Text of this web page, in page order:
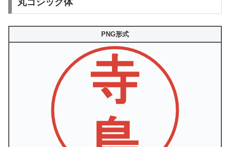
丸ゴシック体
PNG形式